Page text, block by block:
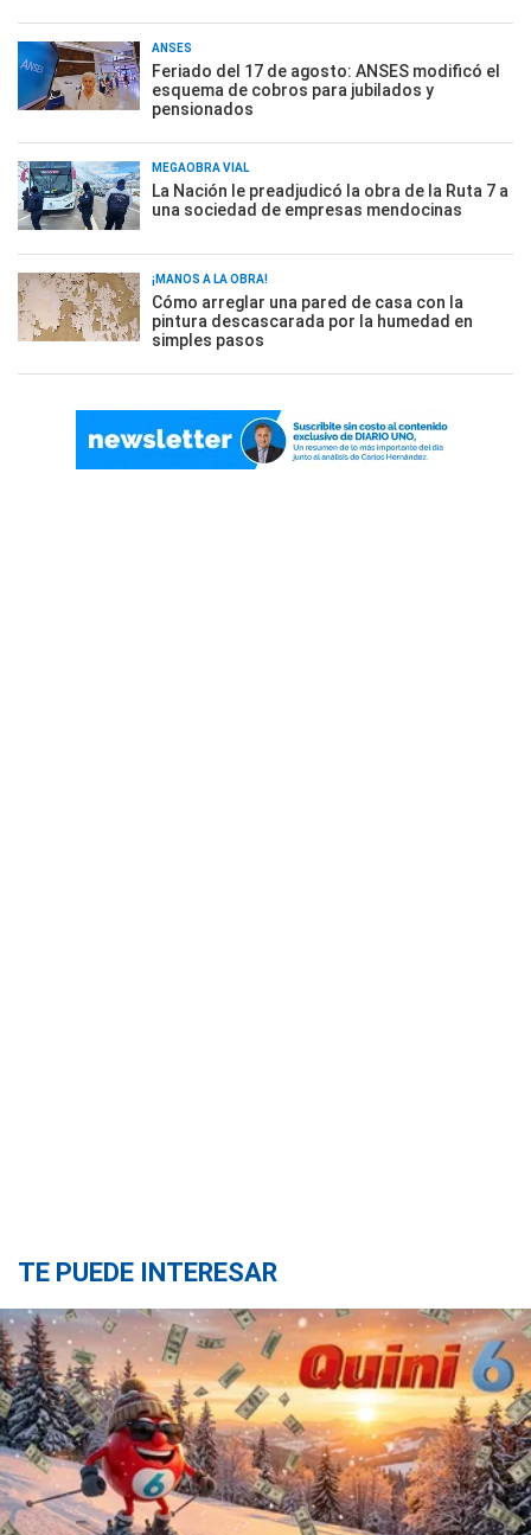
ANSES
Feriado del 17 de agosto: ANSES modificó el
esquema de cobros para jubilados y
pensionados
MEGAOBRA VIAL
La Nación le preadjudicó la obra de la Ruta 7 a
una sociedad de empresas mendocinas
¡MANOS A LA OBRA!
Cómo arreglar una pared de casa con la
pintura descascarada por la humedad en
simples pasos
TE PUEDE INTERESAR